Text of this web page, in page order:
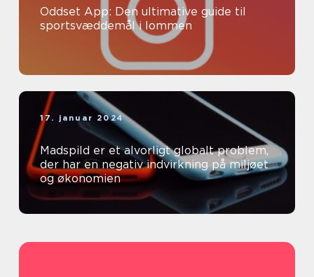
Oddset App: Den ultimative guide til
sportsvæddemål i lommen
17. januar 2024
Madspild er et alvorligt globalt problem,
der har en negativ indvirkning på miljøet
og økonomien